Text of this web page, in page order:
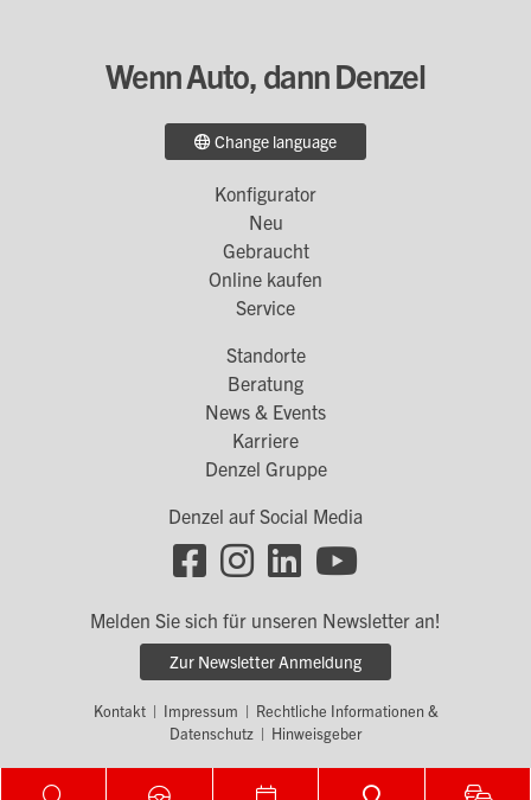
Wenn Auto, dann Denzel
Change language
Konfigurator
Neu
Gebraucht
Online kaufen
Service
Standorte
Beratung
News & Events
Karriere
Denzel Gruppe
Denzel auf Social Media
Social
Links
Melden Sie sich für unseren Newsletter an!
Zur Newsletter Anmeldung
Menü
Kontakt| Impressum | Rechtliche Informationen &
Datenschutz | Hinweisgeber
© by WOLFGANG DENZEL AUTO AG